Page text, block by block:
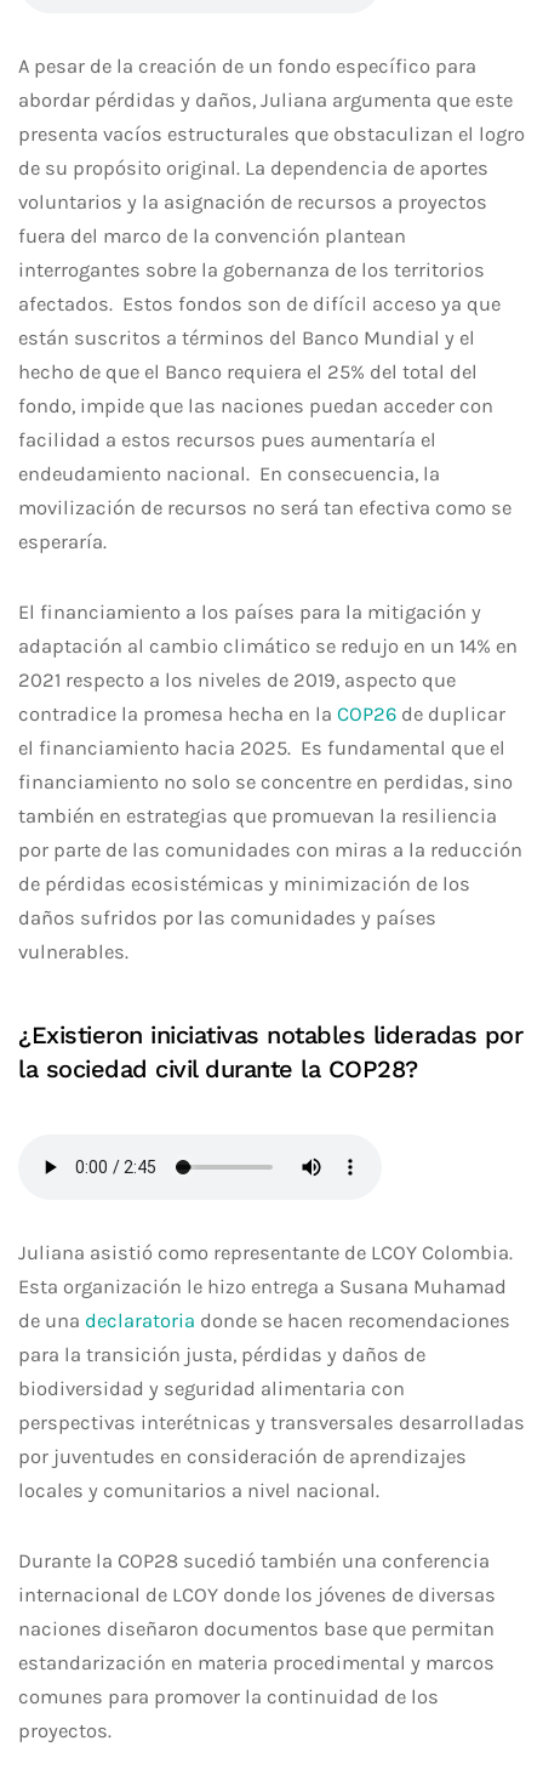
A pesar de la creación de un fondo específico para
abordar pérdidas y daños, Juliana argumenta que este
presenta vacíos estructurales que obstaculizan el logro
de su propósito original. La dependencia de aportes
voluntarios y la asignación de recursos a proyectos
fuera del marco de la convención plantean
interrogantes sobre la gobernanza de los territorios
afectados. Estos fondos son de difícil acceso ya que
están suscritos a términos del Banco Mundial y el
hecho de que el Banco requiera el 25% del total del
fondo, impide que las naciones puedan acceder con
facilidad a estos recursos pues aumentaría el
endeudamiento nacional. En consecuencia, la
movilización de recursos no será tan efectiva como se
esperaría.
El financiamiento a los países para la mitigación y
adaptación al cambio climático se redujo en un 14% en
2021 respecto a los niveles de 2019, aspecto que
contradice la promesa hecha en la COP26 de duplicar
el financiamiento hacia 2025. Es fundamental que el
financiamiento no solo se concentre en perdidas, sino
también en estrategias que promuevan la resiliencia
por parte de las comunidades con miras a la reducción
de pérdidas ecosistémicas y minimización de los
daños sufridos por las comunidades y países
vulnerables.
¿Existieron iniciativas notables lideradas por
la sociedad civil durante la COP28?
Juliana asistió como representante de LCOY Colombia.
Esta organización le hizo entrega a Susana Muhamad
de una declaratoria donde se hacen recomendaciones
para la transición justa, pérdidas y daños de
biodiversidad y seguridad alimentaria con
perspectivas interétnicas y transversales desarrolladas
por juventudes en consideración de aprendizajes
locales y comunitarios a nivel nacional.
Durante la COP28 sucedió también una conferencia
internacional de LCOY donde los jóvenes de diversas
naciones diseñaron documentos base que permitan
estandarización en materia procedimental y marcos
comunes para promover la continuidad de los
proyectos.